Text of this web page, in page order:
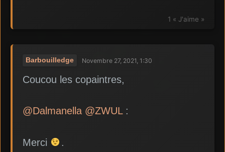
1 « J'aime »
Barbouilledge Novembre 27, 2021, 1:30
Coucou les copaintres,
@Dalmanella @ZWUL:
Merci
.